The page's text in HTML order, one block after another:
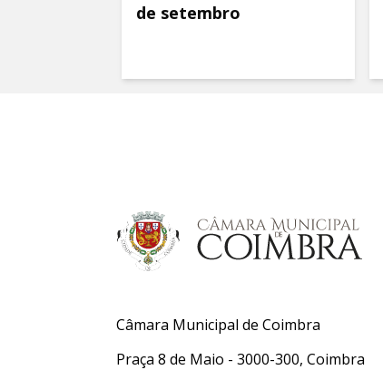
de setembro
Câmara Municipal de Coimbra
Praça 8 de Maio - 3000-300, Coimbra